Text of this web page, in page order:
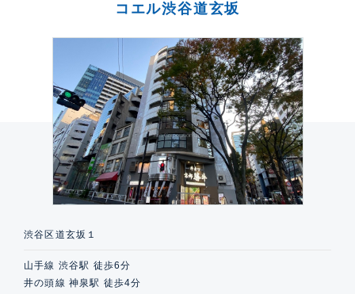
コエル渋谷道玄坂
渋谷区道玄坂１
山手線 渋谷駅 徒歩6分
井の頭線 神泉駅 徒歩4分